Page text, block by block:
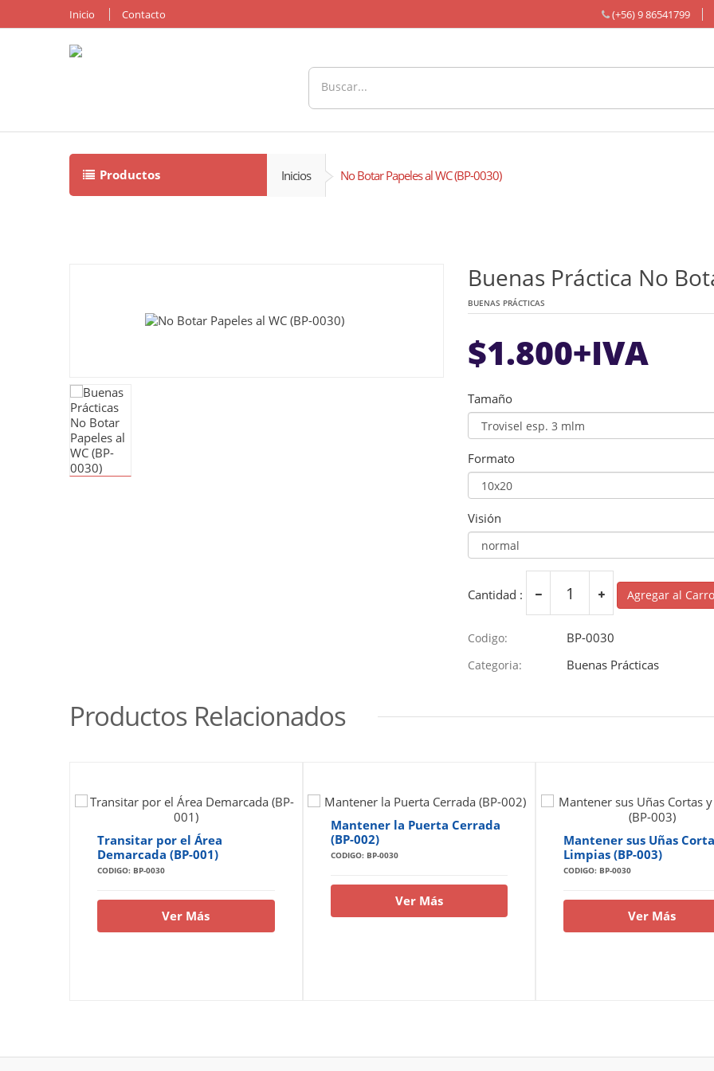
Inicio Contacto (+56) 9 86541799
Productos Inicios No Botar Papeles al WC (BP-0030)
Buenas Práctica No
BUENAS PRÁCTICAS
$1.800+IVA
Tamaño
Formato
Visión
Cantidad : Agregar al Carro
Codigo: BP-0030
Categoria: Buenas Prácticas
Productos Relacionados
Transitar por el Área
Demarcada (BP-001)
CODIGO: BP-0030
Ver Más
Mantener la Puerta Cerrada
(BP-002)
CODIGO: BP-0030
Ver Más
Mantener sus Uñas
Limpias (BP-003)
CODIGO: BP-0030
Ver Más